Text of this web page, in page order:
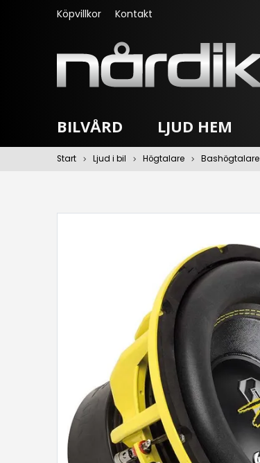
Köpvillkor Kontakt
BILVÅRD LJUD HEM
Start Ljud i bil Högtalare Bashögtalare